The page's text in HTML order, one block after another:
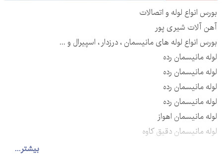
بیشتر...
بورس انواع لوله و اتصالات
آهن آلات شیری پور
بورس انواع لوله های مانیسمان ، درزدار ، اسپیرال و ...
لوله مانیسمان رده
لوله مانیسمان رده
لوله مانیسمان رده
لوله مانیسمان رده
لوله مانیسمان اهواز
لوله مانیسمان دقیق کاوه